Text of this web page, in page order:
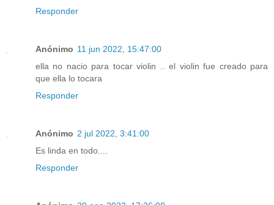
Responder
Anónimo 11 jun 2022, 15:47:00
ella no nacio para tocar violin .. el violin fue creado para
que ella lo tocara
Responder
Anónimo 2 jul 2022, 3:41:00
Es linda en todo....
Responder